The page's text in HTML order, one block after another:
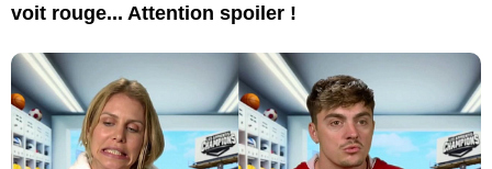
voit rouge... Attention spoiler !